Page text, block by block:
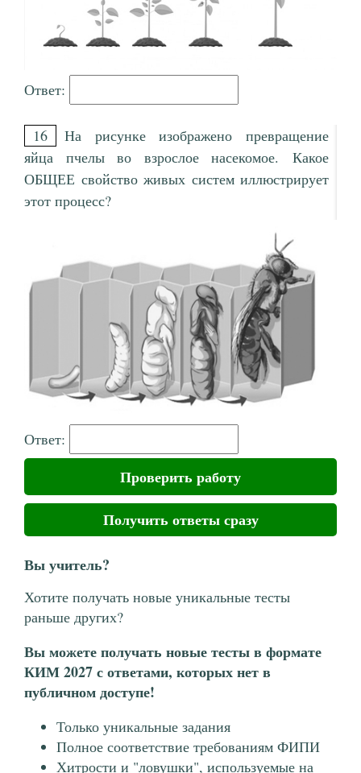
Ответ:
16
На рисунке изображено превращение
яйца пчелы во взрослое насекомое. Какое
ОБЩЕЕ свойство живых систем иллюстрирует
этот процесс?
Ответ:
Проверить работу
Получить ответы сразу
Вы учитель?
Хотите получать новые уникальные тесты
раньше других?
Вы можете получать новые тесты в формате
КИМ 2027 с ответами, которых нет в
публичном доступе!
Только уникальные задания
Полное соответствие требованиям ФИПИ
Хитрости и "ловушки", используемые на